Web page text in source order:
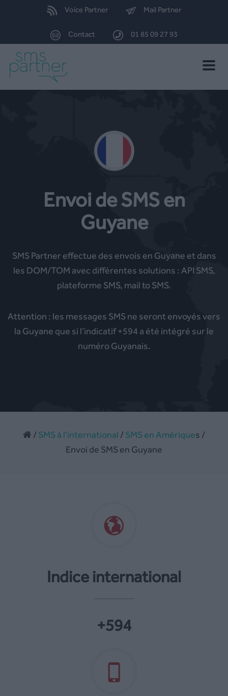
Voice Partner Mail Partner
Contact 01 85 09 27 93
Toggle
Envoi de SMS en
Guyane
SMS Partner effectue des envois en Guyane et dans
les DOM/TOM avec différentes solutions : API SMS,
plateforme SMS, mail to SMS.
Attention : les messages SMS ne seront envoyés vers
la Guyane que si l’indicatif +594 a été intégré sur le
numéro Guyanais.
/SMS à l’international /SMS en Amériques /
Envoi de SMS en Guyane
Indice international
+594